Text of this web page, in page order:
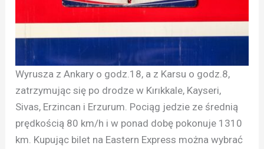
Wyrusza z Ankary o godz.18, a z Karsu o godz.8,
zatrzymując się po drodze w Kırıkkale, Kayseri,
Sivas, Erzincan i Erzurum. Pociąg jedzie ze średnią
prędkością 80 km/h i w ponad dobę pokonuje 1310
km. Kupując bilet na Eastern Express można wybrać